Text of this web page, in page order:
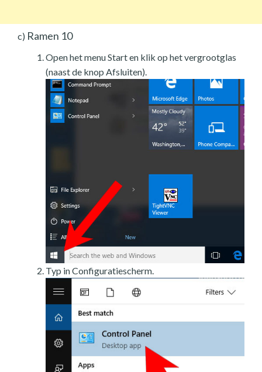
c) Ramen 10
Open het menu Start en klik op het vergrootglas
(naast de knop Afsluiten).
Typ in Configuratiescherm.